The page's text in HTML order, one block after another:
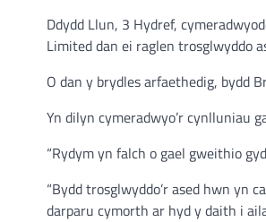
Ddydd Llun, 3 Hydref,
Limited dan ei raglen trosglwyddo
O dan y brydles arfaethedig, bydd
Yn dilyn cymeradwyo’r cynlluniau
“Rydym yn falch o gael gweithio
“Bydd trosglwyddo’r ased hwn yn
darparu cymorth ar hyd y daith i